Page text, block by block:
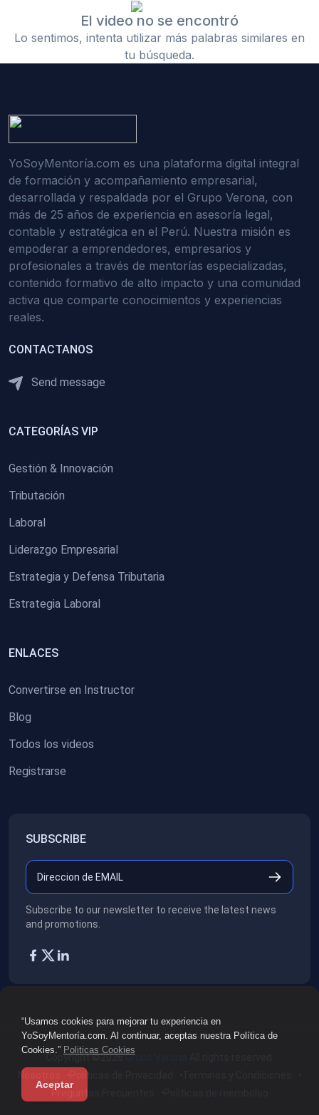
“Usamos cookies para mejorar tu experiencia en
YoSoyMentoría.com. Al continuar, aceptas nuestra Política de
Cookies.” Politicas Cookies
Aceptar
El video no se encontró
Lo sentimos, intenta utilizar más palabras similares en
tu búsqueda.
YoSoyMentoría.com es una plataforma digital integral
de formación y acompañamiento empresarial,
desarrollada y respaldada por el Grupo Verona, con
más de 25 años de experiencia en asesoría legal,
contable y estratégica en el Perú. Nuestra misión es
empoderar a emprendedores, empresarios y
profesionales a través de mentorías especializadas,
contenido formativo de alto impacto y una comunidad
activa que comparte conocimientos y experiencias
reales.
CONTACTANOS
Send message
CATEGORÍAS VIP
Gestión & Innovación
Tributación
Laboral
Liderazgo Empresarial
Estrategia y Defensa Tributaria
Estrategia Laboral
ENLACES
Convertirse en Instructor
Blog
Todos los videos
Registrarse
SUBSCRIBE
Subscribe to our newsletter to receive the latest news
and promotions.
Copyright ©2026Grupo Verona
Nosotros
Políticas de Privacidad
Preguntas Frecuentes